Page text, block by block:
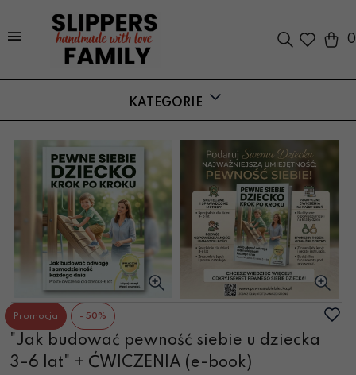
0
KATEGORIE
Promocja - 50%
"Jak budować pewność siebie u dziecka
3–6 lat" + ĆWICZENIA (e-book)